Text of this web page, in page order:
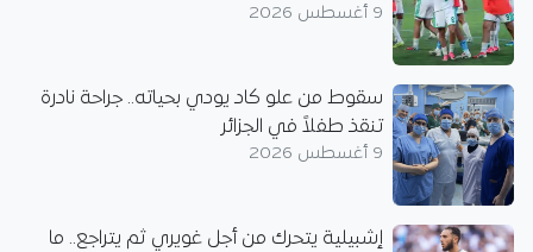
9 أغسطس 2026
سقوط من علو كاد يودي بحياته.. جراحة نادرة
تنقذ طفلاً في الجزائر
9 أغسطس 2026
إشبيلية يتحرك من أجل غويري ثم يتراجع.. ما